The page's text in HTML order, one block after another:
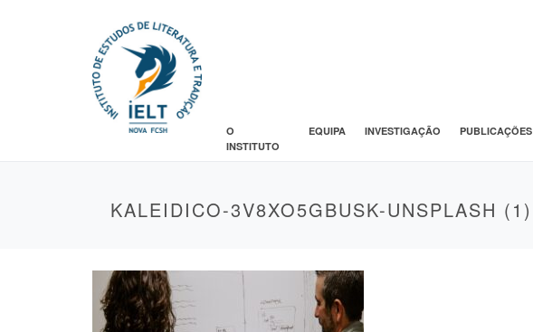
O
INSTITUTO
EQUIPA INVESTIGAÇÃO PUBLICAÇÕES
KALEIDICO-3V8XO5GBUSK-UNSPLASH (1)